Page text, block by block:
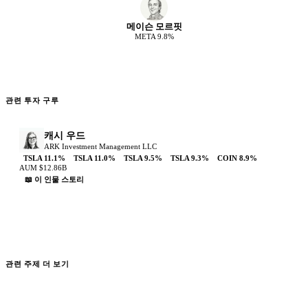
메이슨 모르핏
META 9.8%
관련 투자 구루
캐시 우드
ARK Investment Management LLC
TSLA 11.1 % TSLA 11.0% TSLA 9.5% TSLA 9.3% COIN 8.9%
AUM $12.86B
📖 이 인물 스토리
관련 주제 더 보기